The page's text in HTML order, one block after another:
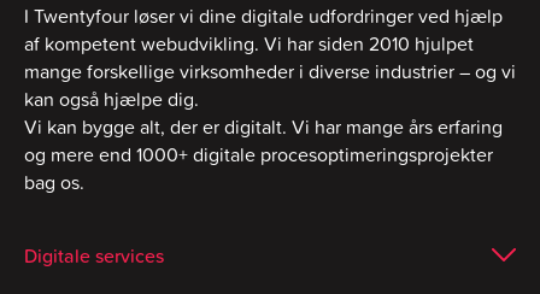
I Twentyfour løser vi dine digitale udfordringer ved hjælp
af kompetent webudvikling. Vi har siden 2010 hjulpet
mange forskellige virksomheder i diverse industrier – og vi
kan også hjælpe dig.
Vi kan bygge alt, der er digitalt. Vi har mange års erfaring
og mere end 1000+ digitale procesoptimeringsprojekter
bag os.
Digitale services